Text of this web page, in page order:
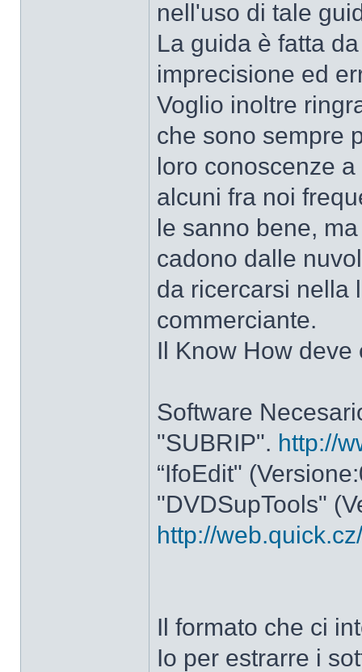
nell'uso di tale
La guida è fatta
imprecisione ed
Voglio inoltre
che sono sempre
loro conoscenze
alcuni fra noi
le sanno bene,
cadono dalle
da ricercarsi nella
commerciante.
Il Know How deve
Software
"SUBRIP". http://
“IfoEdit"
"DVDSupTools"
http://
Il formato che ci
Io per estrarre i